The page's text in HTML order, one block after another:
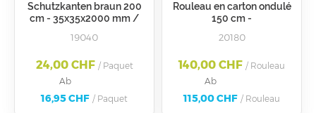
Schutzkanten braun 200
cm - 35x35x2000 mm /
19040
24,00 CHF / Paquet
Ab
16,95 CHF / Paquet
Rouleau en carton ondulé
150 cm -
20180
140,00 CHF / Rouleau
Ab
115,00 CHF / Rouleau